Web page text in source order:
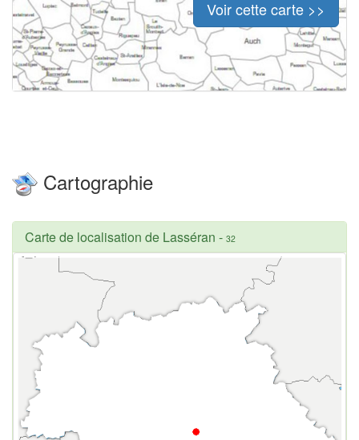
Voir cette carte >>
Cartographie
Carte de localisation de Lasséran - 32